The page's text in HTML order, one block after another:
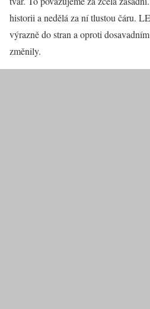
historii a nedělá za ní tlustou čáru.
výrazně do stran a oproti
změnily.